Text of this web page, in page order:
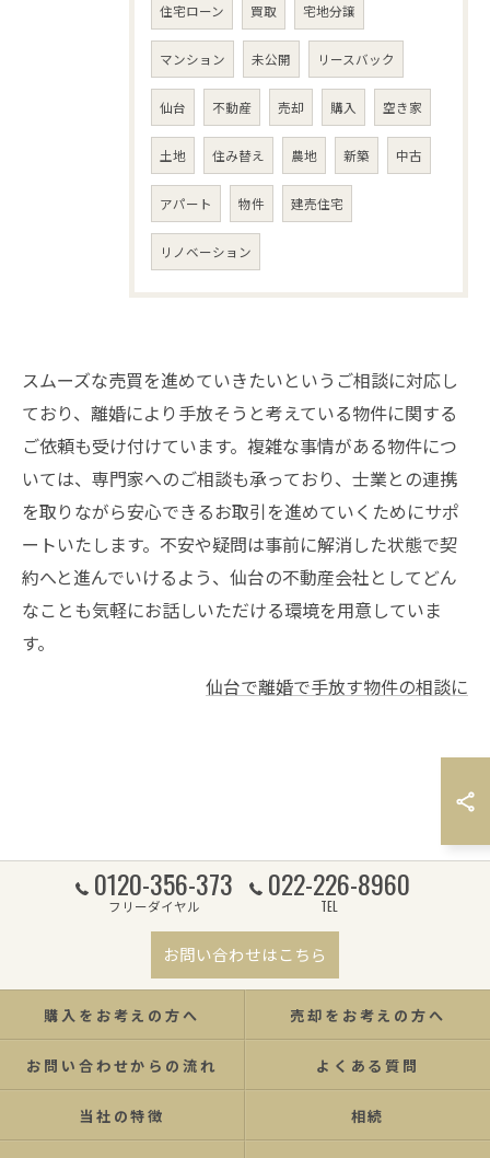
住宅ローン 買取 宅地分譲
マンション 未公開 リースバック
仙台 不動産 売却 購入 空き家
土地 住み替え 農地 新築 中古
アパート 物件 建売住宅
リノベーション
スムーズな売買を進めていきたいというご相談に対応し
ており、離婚により手放そうと考えている物件に関する
ご依頼も受け付けています。複雑な事情がある物件につ
いては、専門家へのご相談も承っており、士業との連携
を取りながら安心できるお取引を進めていくためにサポ
ートいたします。不安や疑問は事前に解消した状態で契
約へと進んでいけるよう、仙台の不動産会社としてどん
なことも気軽にお話しいただける環境を用意していま
す。
仙台で離婚で手放す物件の相談に
0120-356-373
フリーダイヤル
022-226-8960
TEL
お問い合わせはこちら
購入をお考えの方へ 売却をお考えの方へ
お問い合わせからの流れ よくある質問
当社の特徴 相続